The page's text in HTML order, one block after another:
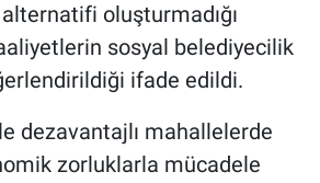
oluşturmadığı
sosyal belediyecilik
ifade edildi.
dezavantajlı mahallelerde
zorluklarla mücadele